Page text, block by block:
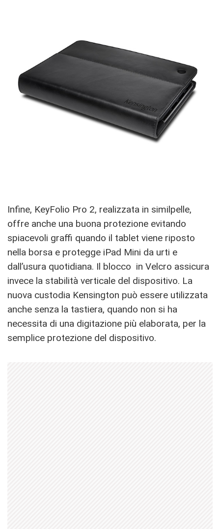
Infine, KeyFolio Pro 2, realizzata in similpelle,
offre anche una buona protezione evitando
spiacevoli graffi quando il tablet viene riposto
nella borsa e protegge iPad Mini da urti e
dall’usura quotidiana. Il blocco in Velcro assicura
invece la stabilità verticale del dispositivo. La
nuova custodia Kensington può essere utilizzata
anche senza la tastiera, quando non si ha
necessita di una digitazione più elaborata, per la
semplice protezione del dispositivo.